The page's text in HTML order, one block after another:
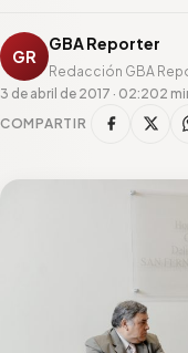
GR
GBA Reporter
Redacción GBA
3 de abril de 2017 · 02:202
COMPARTIR